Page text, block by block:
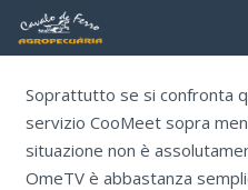
Soprattutto se si confronta
servizio CooMeet sopra
situazione non è
OmeTV è abbastanza